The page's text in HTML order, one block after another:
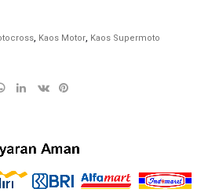
Kaos Motor Kaos Supermoto